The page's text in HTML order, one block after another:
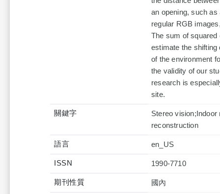
an opening, such
regular RGB
The sum of
estimate the
of the environment
the validity of our
research is
site.
關鍵字
Stereo
reconstruction
語言 en_US
ISSN 1990-7710
期刊性質 國內